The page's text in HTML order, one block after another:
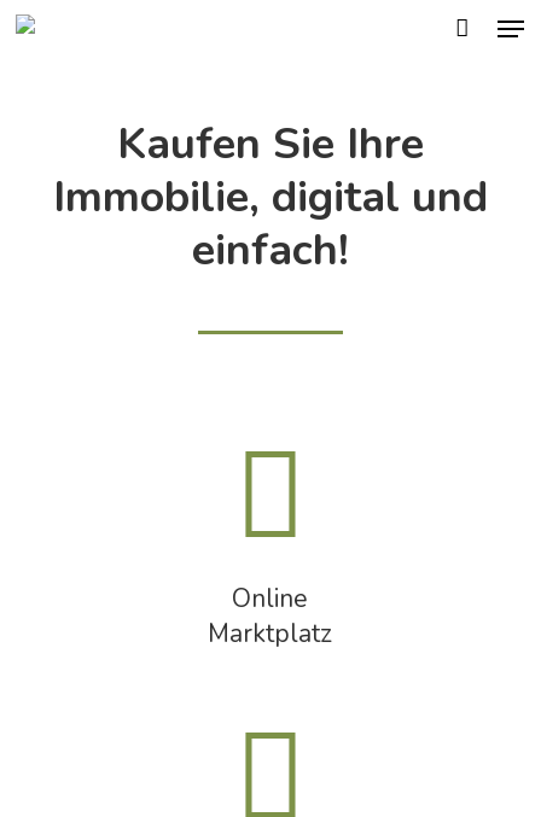
Skip
Kaufen Sie Ihre
Immobilie, digital und
einfach!
Online
Marktplatz